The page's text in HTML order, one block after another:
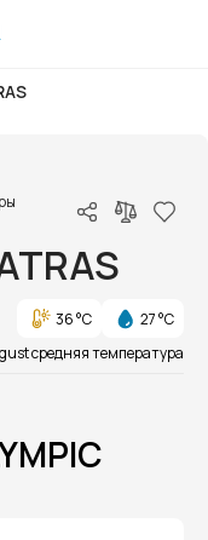
36 °C
27 °C
средняя температура